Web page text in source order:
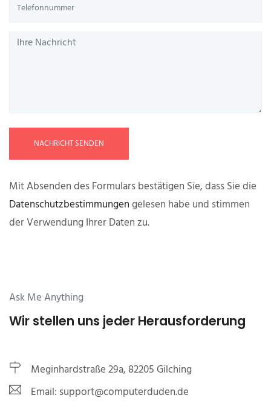
NACHRICHT SENDEN
Mit Absenden des Formulars bestätigen Sie, dass Sie die
Datenschutzbestimmungengelesen habe und stimmen
der Verwendung Ihrer Daten zu.
Ask Me Anything
Wir stellen uns jeder Herausforderung
Meginhardstraße 29a, 82205 Gilching
Email: support@computerduden.de